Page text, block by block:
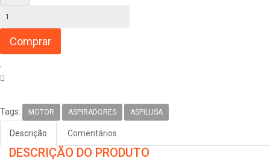
Tags: MOTOR ASPIRADORES ASPILUSA
Descrição Comentários
DESCRIÇÃO DO PRODUTO